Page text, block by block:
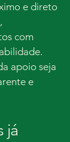
e direto
com
apoio seja
e
já